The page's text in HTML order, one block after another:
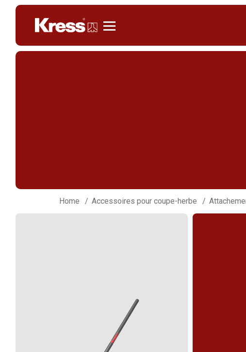
Home Accessoires pour coupe-herbe